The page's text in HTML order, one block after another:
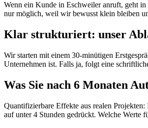
Wenn ein Kunde in Eschweiler anruft, geht
nur möglich, weil wir bewusst klein bleiben
Klar strukturiert: unser
Wir starten mit einem 30-minütigen
Unternehmen ist. Falls ja, folgt eine
Was Sie nach 6 Monaten
Quantifizierbare Effekte aus realen
auf unter 4 Stunden gedrückt. Welche Werte